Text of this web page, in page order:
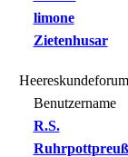
limone
Zietenhusar
Benutzername
R.S.